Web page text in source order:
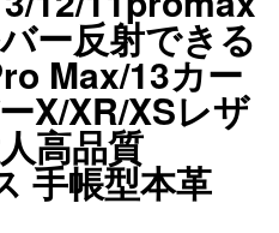
ー反射できる
Max/13カー
X/XR/XSレザ
高品質
手帳型本革